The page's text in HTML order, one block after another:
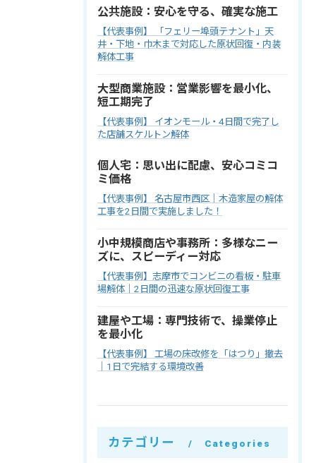
公共施設：安心を守る、確実な施工
【代表事例】 「フェリー埠頭テナント」天
井・下地・巾木まで対応した原状回復・内装
解体工事
大型商業施設：営業影響を最小化、
短工期完了
【代表事例】 イオンモール・4日間で完了し
た店舗スケルトン解体
個人宅：思い出に配慮、安心コミコ
ミ価格
【代表事例】 名古屋市西区｜木造家屋の解体
工事を2日間で実施しました！
小中規模商店や事務所：多様なニー
ズに、スピーディー対応
【代表事例】志摩市でコンビニの看板・駐車
場解体｜2日間の迅速な原状回復工事
建屋や工場：専門技術で、操業停止
を最小化
【代表事例】 工場の床改修を「はつり」撤去
｜1日で完結する環境改善
カテゴリー Categories